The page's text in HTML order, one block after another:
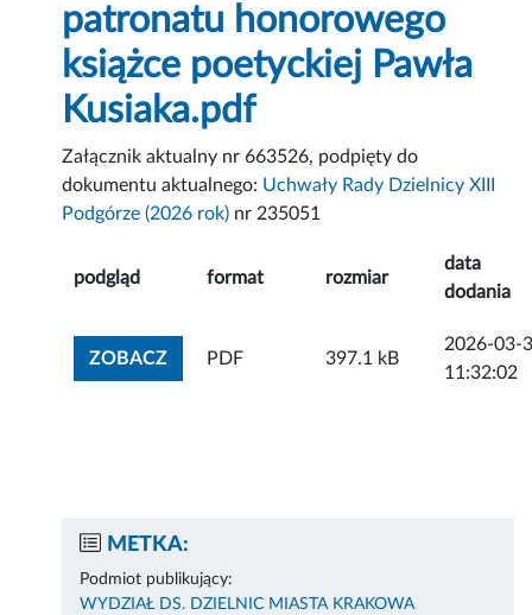
patronatu honorowego
książce poetyckiej Pawła
Kusiaka.pdf
Załącznik aktualny nr 663526, podpięty do
dokumentu aktualnego: Uchwały Rady Dzielnicy XIII
Podgórze (2026 rok) nr 235051
podgląd format rozmiar
data
dodania
ZOBACZZOBACZ ZAŁĄCZNIK
PDF 397.1 kB
2026-03-
11:32:02
METKA:
Podmiot publikujący:
WYDZIAŁ DS. DZIELNIC MIASTA KRAKOWA